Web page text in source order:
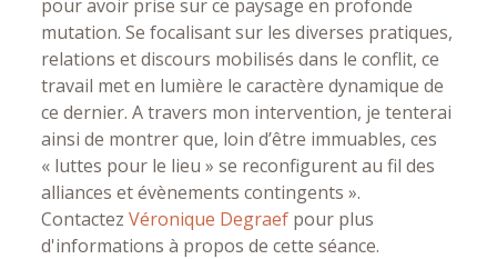
pour avoir prise sur ce paysage en profonde
mutation. Se focalisant sur les diverses pratiques,
relations et discours mobilisés dans le conflit, ce
travail met en lumière le caractère dynamique de
ce dernier. A travers mon intervention, je tenterai
ainsi de montrer que, loin d’être immuables, ces
« luttes pour le lieu » se reconfigurent au fil des
alliances et évènements contingents ».
ContactezVéronique Degraef pour plus
d'informations à propos de cette séance.